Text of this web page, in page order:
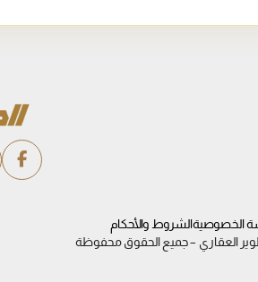
الخصوصيةالشروط والأحكام
العقاري – جميع الحقوق محفوظة